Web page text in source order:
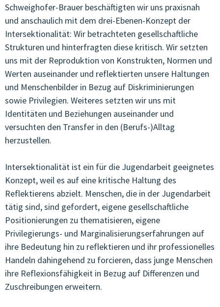
QUALITÄT & ENTWICKLUNG
JUNGE KULTUR & MUSIK
JUNGES EUROPA & MEHRSPRACHIGKEIT
GENDER & SEXUALPÄDAGOGIK
ARBEITSKREISE
JUGENDCOACHINGGIOVANI
ARTIKEL & STORIES
ESF/FSE
KONTAKT
Schweighofer-Brauer beschäftigten wir uns praxisnah
und anschaulich mit dem drei-Ebenen-Konzept der
Intersektionalität: Wir betrachteten gesellschaftliche
Strukturen und hinterfragten diese kritisch. Wir setzten
uns mit der Reproduktion von Konstrukten, Normen und
Werten auseinander und reflektierten unsere Haltungen
und Menschenbilder in Bezug auf Diskriminierungen
sowie Privilegien. Weiteres setzten wir uns mit
Identitäten und Beziehungen auseinander und
versuchten den Transfer in den (Berufs-)Alltag
herzustellen.
Intersektionalität ist ein für die Jugendarbeit geeignetes
Konzept, weil es auf eine kritische Haltung des
Reflektierens abzielt. Menschen, die in der Jugendarbeit
tätig sind, sind gefordert, eigene gesellschaftliche
Positionierungen zu thematisieren, eigene
Privilegierungs- und Marginalisierungserfahrungen auf
ihre Bedeutung hin zu reflektieren und ihr professionelles
Handeln dahingehend zu forcieren, dass junge Menschen
ihre Reflexionsfähigkeit in Bezug auf Differenzen und
Zuschreibungen erweitern.